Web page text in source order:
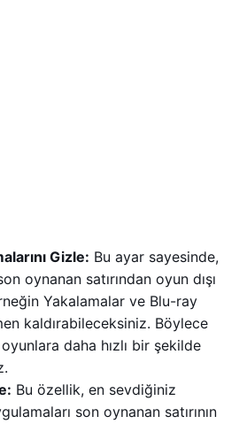
Gizle: Bu ayar sayesinde,
oynanan satırından oyun dışı
Yakalamalar ve Blu-ray
kaldırabileceksiniz. Böylece
oyunlara daha hızlı bir şekilde
Bu özellik, en sevdiğiniz
son oynanan satırının